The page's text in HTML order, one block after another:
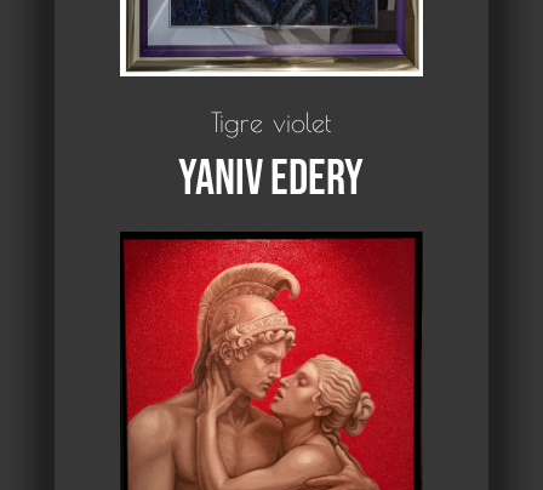
Tigre violet
Yaniv Edery